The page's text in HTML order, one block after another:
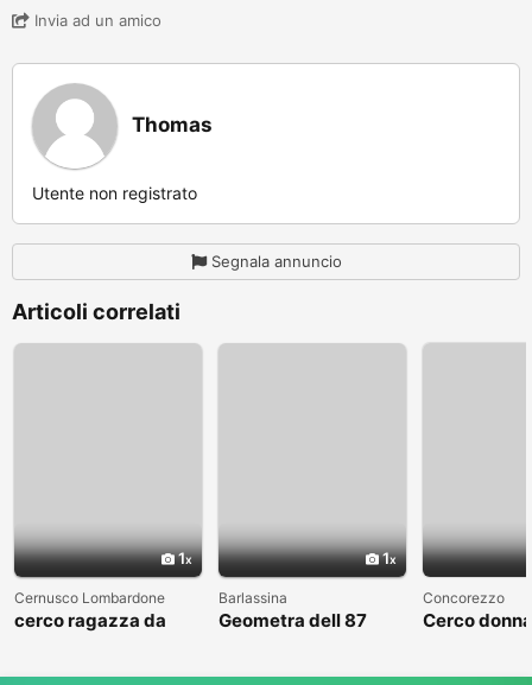
Invia ad un amico
Thomas
Utente non registrato
Segnala annuncio
Articoli correlati
1
Cernusco Lombardone
cerco ragazza da
1
Barlassina
Geometra dell 87
Concorezzo
Cerco